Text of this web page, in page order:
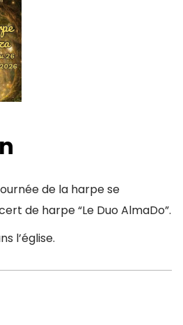
de la harpe se
de harpe “Le Duo AlmaDo”.
l’église.